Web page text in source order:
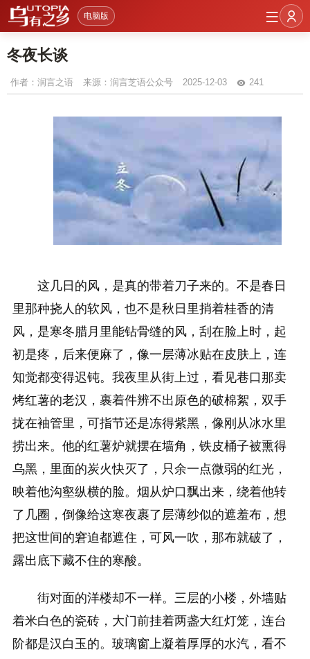
电脑版
冬夜长谈
作者： 润言之语 来源：润言芝语公众号 2025-12-03 241
这几日的风，是真的带着刀子来的。不是春日
里那种挠人的软风，也不是秋日里捎着桂香的清
风，是寒冬腊月里能钻骨缝的风，刮在脸上时，起
初是疼，后来便麻了，像一层薄冰贴在皮肤上，连
知觉都变得迟钝。我夜里从街上过，看见巷口那卖
烤红薯的老汉，裹着件辨不出原色的破棉絮，双手
拢在袖管里，可指节还是冻得紫黑，像刚从冰水里
捞出来。他的红薯炉就摆在墙角，铁皮桶子被熏得
乌黑，里面的炭火快灭了，只余一点微弱的红光，
映着他沟壑纵横的脸。烟从炉口飘出来，绕着他转
了几圈，倒像给这寒夜裹了层薄纱似的遮羞布，想
把这世间的窘迫都遮住，可风一吹，那布就破了，
露出底下藏不住的寒酸。
街对面的洋楼却不一样。三层的小楼，外墙贴
着米白色的瓷砖，大门前挂着两盏大红灯笼，连台
阶都是汉白玉的。玻璃窗上凝着厚厚的水汽，看不